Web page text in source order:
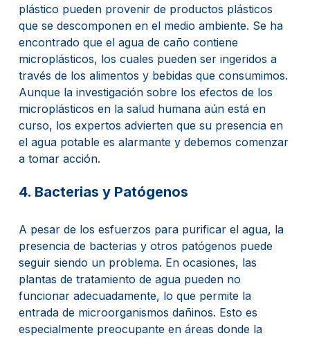
plástico pueden provenir de productos plásticos
que se descomponen en el medio ambiente. Se ha
encontrado que el agua de caño contiene
microplásticos, los cuales pueden ser ingeridos a
través de los alimentos y bebidas que consumimos.
Aunque la investigación sobre los efectos de los
microplásticos en la salud humana aún está en
curso, los expertos advierten que su presencia en
el agua potable es alarmante y debemos comenzar
a tomar acción.
4. Bacterias y Patógenos
A pesar de los esfuerzos para purificar el agua, la
presencia de bacterias y otros patógenos puede
seguir siendo un problema. En ocasiones, las
plantas de tratamiento de agua pueden no
funcionar adecuadamente, lo que permite la
entrada de microorganismos dañinos. Esto es
especialmente preocupante en áreas donde la